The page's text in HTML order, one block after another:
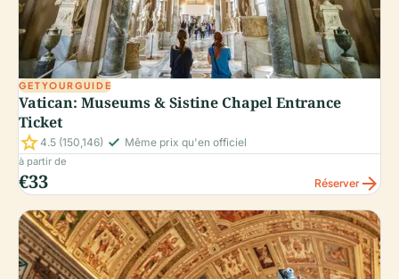
GETYOURGUIDE
Vatican: Museums & Sistine Chapel Entrance
Ticket
star4.5 (150,146) check_small Même prix qu'en officiel
à partir de
€33 Réserverarrow_forward